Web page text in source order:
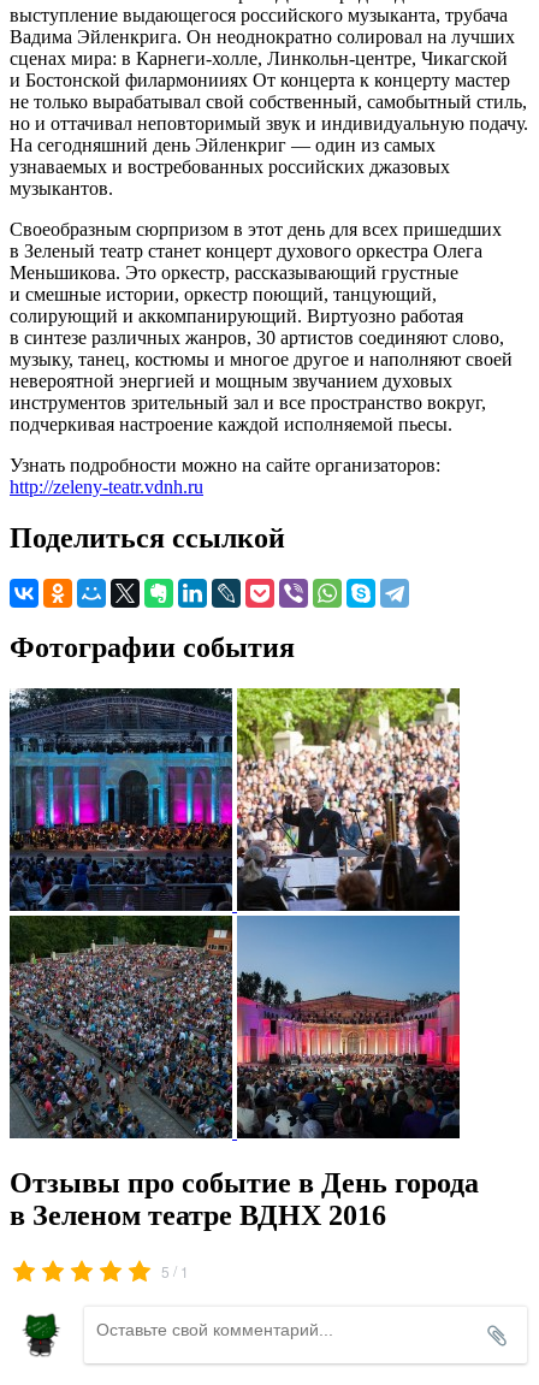
выступление выдающегося российского музыканта, трубача
Вадима Эйленкрига. Он неоднократно солировал на лучших
сценах мира: в Карнеги-холле, Линкольн-центре, Чикагской
и Бостонской филармонииях От концерта к концерту мастер
не только вырабатывал свой собственный, самобытный стиль,
но и оттачивал неповторимый звук и индивидуальную подачу.
На сегодняшний день Эйленкриг — один из самых
узнаваемых и востребованных российских джазовых
музыкантов.
Своеобразным сюрпризом в этот день для всех пришедших
в Зеленый театр станет концерт духового оркестра Олега
Меньшикова. Это оркестр, рассказывающий грустные
и смешные истории, оркестр поющий, танцующий,
солирующий и аккомпанирующий. Виртуозно работая
в синтезе различных жанров, 30 артистов соединяют слово,
музыку, танец, костюмы и многое другое и наполняют своей
невероятной энергией и мощным звучанием духовых
инструментов зрительный зал и все пространство вокруг,
подчеркивая настроение каждой исполняемой пьесы.
Узнать подробности можно на сайте организаторов:
http://zeleny-teatr.vdnh.ru
Поделиться ссылкой
Фотографии события
Отзывы про событие в День города
в Зеленом театре ВДНХ 2016
5 / 1